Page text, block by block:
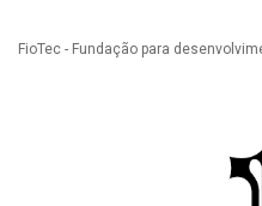
FioTec - Fundação para